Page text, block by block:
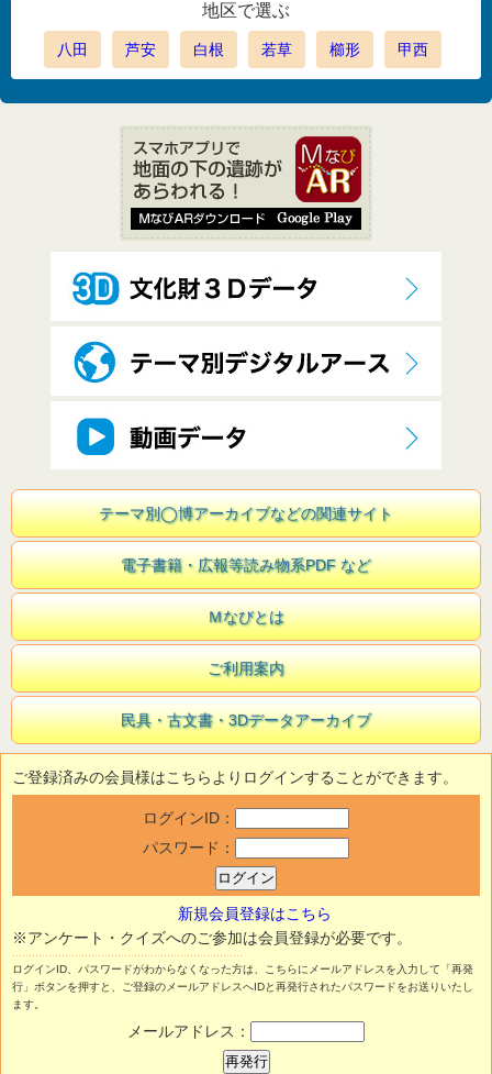
地区で選ぶ
八田 芦安 白根 若草 櫛形 甲西
テーマ別◯博アーカイブなどの関連サイト
電子書籍・広報等読み物系PDF など
Ｍなびとは
ご利用案内
民具・古文書・3Dデータアーカイブ
ご登録済みの会員様はこちらよりログインすることができます。
ログインID：
パスワード：
新規会員登録はこちら
※アンケート・クイズへのご参加は会員登録が必要です。
ログインID、パスワードがわからなくなった方は、こちらにメールアドレスを入力して「再発
行」ボタンを押すと、ご登録のメールアドレスへIDと再発行されたパスワードをお送りいたし
ます。
メールアドレス：